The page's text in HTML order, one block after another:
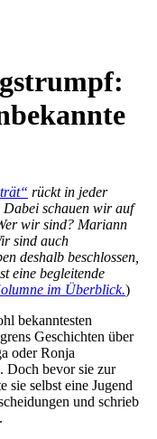
rückt in jeder
Dabei schauen wir auf
wir sind? Mariann
sind auch
deshalb beschlossen,
eine begleitende
im Überblick.)
bekanntesten
Geschichten über
oder Ronja
Doch bevor sie zur
selbst eine Jugend
und schrieb